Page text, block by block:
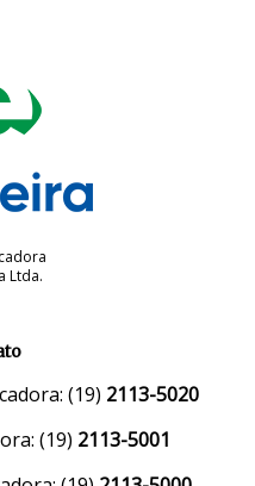
Ltda.
(19) 2113-5020
(19) 2113-5001